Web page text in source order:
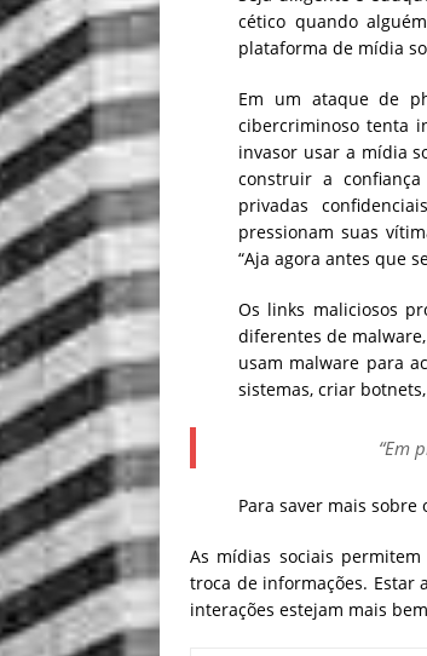
cético quando
plataforma de mídia
Em um ataque de
cibercriminoso tenta
invasor usar a mídia
construir a
privadas
pressionam suas
“Aja agora antes que
Os links maliciosos
diferentes de
usam malware para
sistemas, criar
“Em
Para saver mais
As mídias sociais
troca de informações. Estar
interações estejam mais